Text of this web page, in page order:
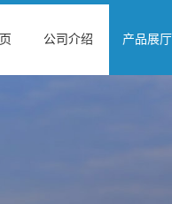
公司介绍 产品展厅